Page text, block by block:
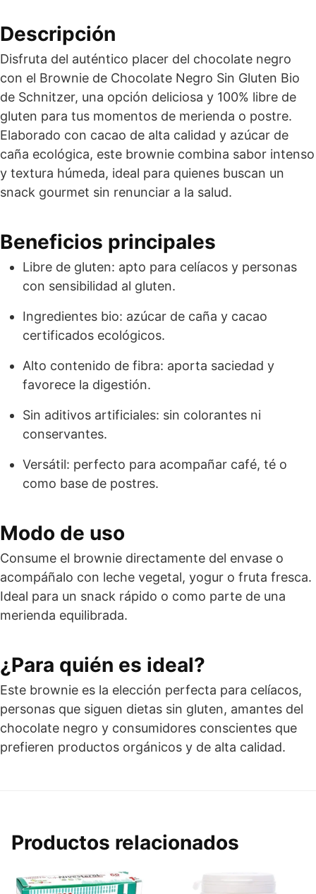
Descripción
Disfruta del auténtico placer del chocolate negro
con el Brownie de Chocolate Negro Sin Gluten Bio
de Schnitzer, una opción deliciosa y 100% libre de
gluten para tus momentos de merienda o postre.
Elaborado con cacao de alta calidad y azúcar de
caña ecológica, este brownie combina sabor intenso
y textura húmeda, ideal para quienes buscan un
snack gourmet sin renunciar a la salud.
Beneficios principales
Libre de gluten: apto para celíacos y personas
con sensibilidad al gluten.
Ingredientes bio: azúcar de caña y cacao
certificados ecológicos.
Alto contenido de fibra: aporta saciedad y
favorece la digestión.
Sin aditivos artificiales: sin colorantes ni
conservantes.
Versátil: perfecto para acompañar café, té o
como base de postres.
Modo de uso
Consume el brownie directamente del envase o
acompáñalo con leche vegetal, yogur o fruta fresca.
Ideal para un snack rápido o como parte de una
merienda equilibrada.
¿Para quién es ideal?
Este brownie es la elección perfecta para celíacos,
personas que siguen dietas sin gluten, amantes del
chocolate negro y consumidores conscientes que
prefieren productos orgánicos y de alta calidad.
Productos relacionados